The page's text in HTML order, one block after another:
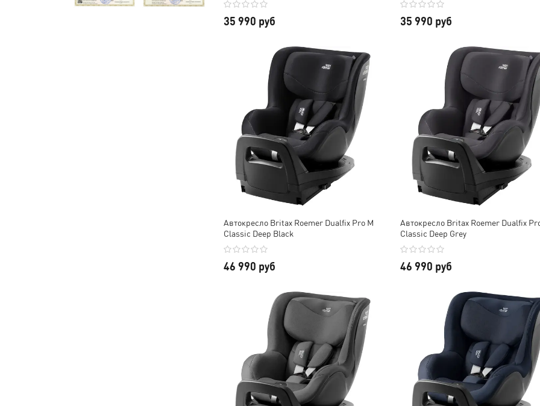
35 990 руб 35 990 руб
Автокресло Britax Roemer Dualfix Pro M
Classic Deep Black
46 990 руб
Автокресло Britax Roemer Dualfix
Classic Deep Grey
46 990 руб